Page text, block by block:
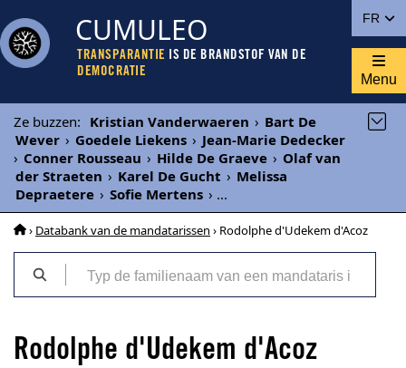
FR
CUMULEO
TRANSPARANTIE IS DE BRANDSTOF VAN DE
DEMOCRATIE
Menu
Ze buzzen: Kristian Vanderwaeren › Bart De
Wever › Goedele Liekens › Jean-Marie Dedecker
› Conner Rousseau › Hilde De Graeve › Olaf van
der Straeten › Karel De Gucht › Melissa
Depraetere › Sofie Mertens › ...
› Databank van de mandatarissen › Rodolphe d'Udekem d'Acoz
Rodolphe d'Udekem d'Acoz